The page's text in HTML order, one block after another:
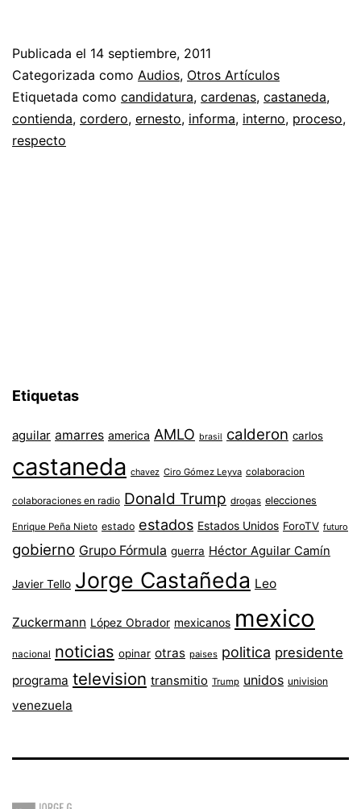
Publicada el 14 septiembre, 2011
Categorizada como Audios, Otros Artículos
Etiquetada como candidatura, cardenas, castaneda,
contienda, cordero, ernesto, informa, interno, proceso,
respecto
Etiquetas
aguilar amarres america AMLO brasil calderon carlos
castaneda chavez Ciro Gómez Leyva colaboracion
colaboraciones en radio Donald Trump drogas elecciones
Enrique Peña Nieto estado estados Estados Unidos ForoTV futuro
gobierno Grupo Fórmula guerra Héctor Aguilar Camín
Javier Tello Jorge Castañeda Leo
Zuckermann López Obrador mexicanos mexico
nacional noticias opinar otras paises politica presidente
programa television transmitio Trump unidos univision
venezuela